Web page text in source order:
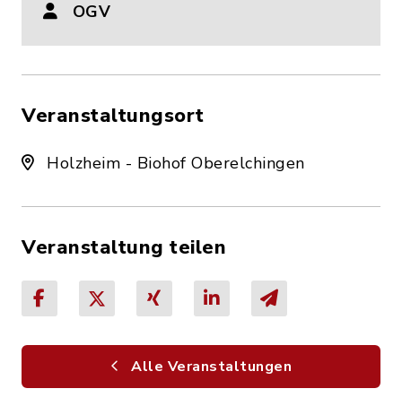
OGV
Veranstaltungsort
Holzheim - Biohof Oberelchingen
Veranstaltung teilen
Alle Veranstaltungen